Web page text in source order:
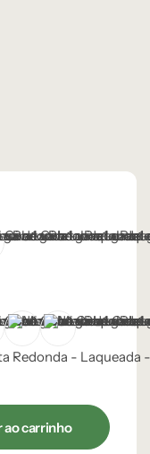
Caruá
Mocha Mousse
Preto
ao carrinho